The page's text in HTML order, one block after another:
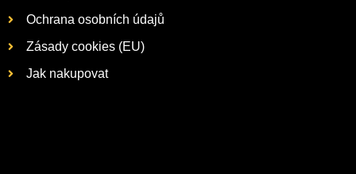
Ochrana osobních údajů
Zásady cookies (EU)
Jak nakupovat